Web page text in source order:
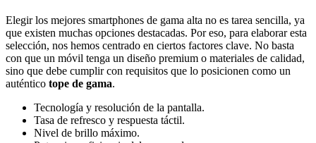
Elegir los mejores smartphones de gama alta no es tarea sencilla, ya
que existen muchas opciones destacadas. Por eso, para elaborar esta
selección, nos hemos centrado en ciertos factores clave. No basta
con que un móvil tenga un diseño premium o materiales de calidad,
sino que debe cumplir con requisitos que lo posicionen como un
auténtico tope de gama.
Tecnología y resolución de la pantalla.
Tasa de refresco y respuesta táctil.
Nivel de brillo máximo.